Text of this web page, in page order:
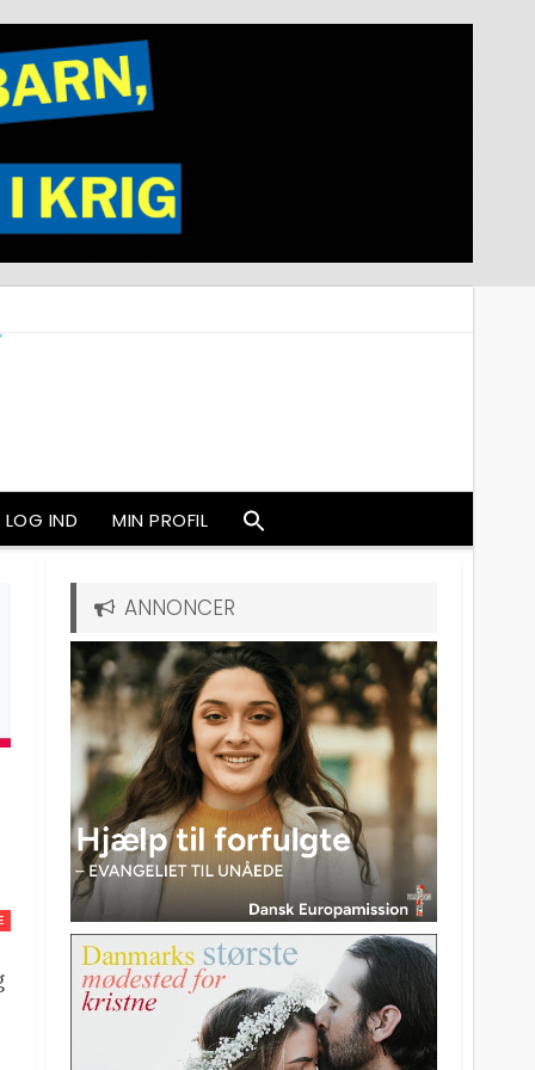
LOG IND MIN PROFIL
ANNONCER